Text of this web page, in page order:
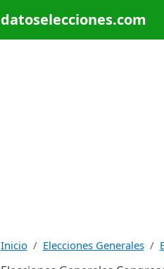
datoselecciones.com
Inicio Elecciones Generales